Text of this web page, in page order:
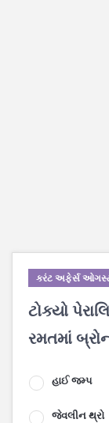
કરંટ અફેર્સ
ટોક્યો
રમતમાં
હાઈ જમ્પ
જેવલીન થ્રો